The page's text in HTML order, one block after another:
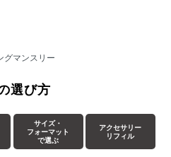
グマンスリー
選び方
サイズ・
フォーマット
で選ぶ
アクセサリー
リフィル